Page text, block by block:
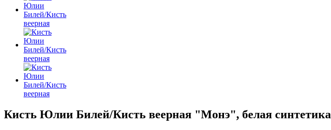
Кисть Юлии Билей/Кисть веерная "Монэ", белая синтетика